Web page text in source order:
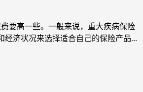
要高一些。一般来说，重大疾病保险
经济状况来选择适合自己的保险产品...